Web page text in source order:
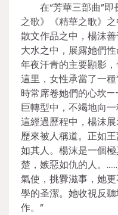
在“芳華三部曲”
之歌》《精華之歌》之
散文作品之中，楊沫
大水之中，展露她們
年夜汗青的主要顯影
這里，女性承當了一
時常席卷她們的心坎
巨轉型中，不竭地向
這經過歷程中，楊沫
歷來被人稱道。正如
如其人。楊沫是一個
楚，嫉惡如仇的人。
氣使，挑釁滋事，她
學的圣潔。她收視反
作。”